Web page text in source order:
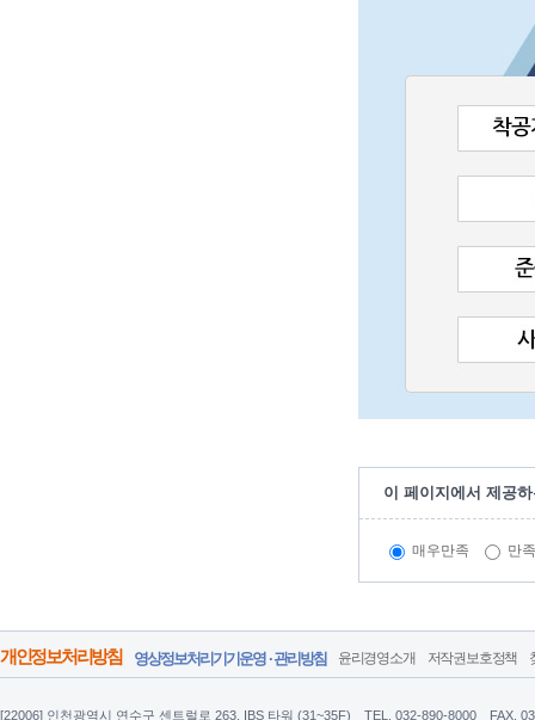
이 페이지에서 제공
매우만족 만족
개인정보처리방침 영상정보처리기기운영 · 관리방침 윤리경영소개 저작권보호정책
[22006] 인천광역시 연수구 센트럴로 263, IBS 타워 (31~35F) TEL. 032-890-8000
FAX.